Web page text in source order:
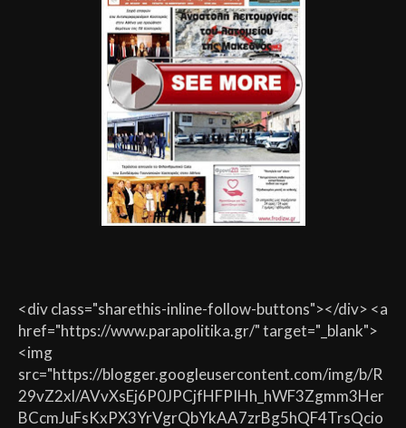
<div class="sharethis-inline-follow-buttons"></div> <a
href="https://www.parapolitika.gr/" target="_blank">
<img
src="https://blogger.googleusercontent.com/img/b/R
29vZ2xl/AVvXsEj6P0JPCjfHFPIHh_hWF3Zgmm3Her
BCcmJuFsKxPX3YrVgrQbYkAA7zrBg5hQF4TrsQcio